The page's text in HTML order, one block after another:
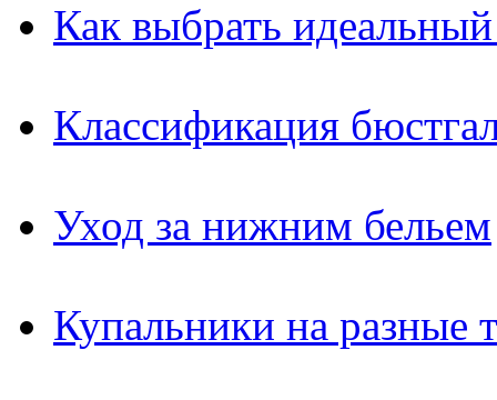
Как выбрать
Классификация
Уход за нижним бельем
Купальники на разные